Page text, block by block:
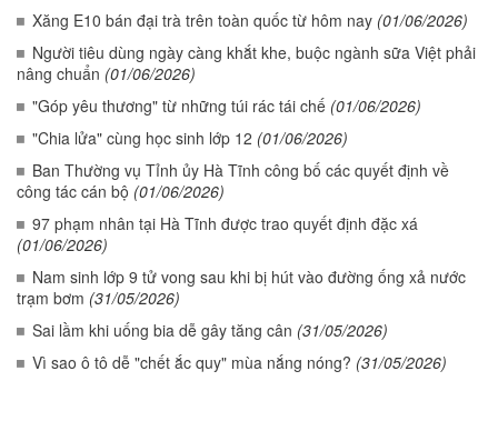
Xăng E10 bán đại trà trên toàn quốc từ hôm nay (01/06/2026)
Người tiêu dùng ngày càng khắt khe, buộc ngành sữa Việt phải
nâng chuẩn (01/06/2026)
"Góp yêu thương" từ những túi rác tái chế (01/06/2026)
"Chia lửa" cùng học sinh lớp 12 (01/06/2026)
Ban Thường vụ Tỉnh ủy Hà Tĩnh công bố các quyết định về
công tác cán bộ (01/06/2026)
97 phạm nhân tại Hà Tĩnh được trao quyết định đặc xá
(01/06/2026)
Nam sinh lớp 9 tử vong sau khi bị hút vào đường ống xả nước
trạm bơm (31/05/2026)
Sai lầm khi uống bia dễ gây tăng cân (31/05/2026)
Vì sao ô tô dễ "chết ắc quy" mùa nắng nóng? (31/05/2026)